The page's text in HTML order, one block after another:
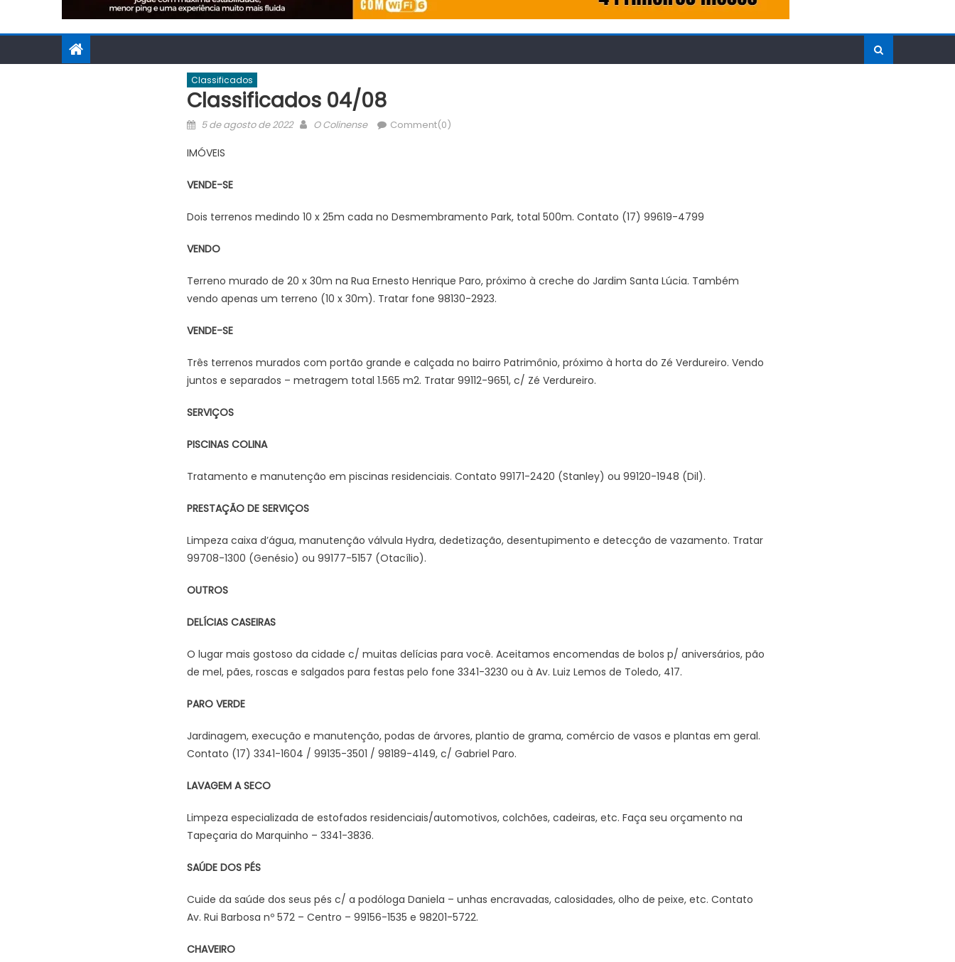
Classificados
Classificados 04/08
Posted
5 de agosto de 2022 Author
O Colinense Comment(0)
IMÓVEIS
VENDE-SE
Dois terrenos medindo 10 x 25m cada no Desmembramento Park, total 500m. Contato (17) 99619-4799
VENDO
Terreno murado de 20 x 30m na Rua Ernesto Henrique Paro, próximo à creche do Jardim Santa Lúcia. Também
vendo apenas um terreno (10 x 30m). Tratar fone 98130-2923.
VENDE-SE
Três terrenos murados com portão grande e calçada no bairro Patrimônio, próximo à horta do Zé Verdureiro. Vendo
juntos e separados – metragem total 1.565 m2. Tratar 99112-9651, c/ Zé Verdureiro.
SERVIÇOS
PISCINAS COLINA
Tratamento e manutenção em piscinas residenciais. Contato 99171-2420 (Stanley) ou 99120-1948 (Dil).
PRESTAÇÃO DE SERVIÇOS
Limpeza caixa d’água, manutenção válvula Hydra, dedetização, desentupimento e detecção de vazamento. Tratar
99708-1300 (Genésio) ou 99177-5157 (Otacílio).
OUTROS
DELÍCIAS CASEIRAS
O lugar mais gostoso da cidade c/ muitas delícias para você. Aceitamos encomendas de bolos p/ aniversários, pão
de mel, pães, roscas e salgados para festas pelo fone 3341-3230 ou à Av. Luiz Lemos de Toledo, 417.
PARO VERDE
Jardinagem, execução e manutenção, podas de árvores, plantio de grama, comércio de vasos e plantas em geral.
Contato (17) 3341-1604 / 99135-3501 / 98189-4149, c/ Gabriel Paro.
LAVAGEM A SECO
Limpeza especializada de estofados residenciais/automotivos, colchões, cadeiras, etc. Faça seu orçamento na
Tapeçaria do Marquinho – 3341-3836.
SAÚDE DOS PÉS
Cuide da saúde dos seus pés c/ a podóloga Daniela – unhas encravadas, calosidades, olho de peixe, etc. Contato
Av. Rui Barbosa nº 572 – Centro – 99156-1535 e 98201-5722.
CHAVEIRO